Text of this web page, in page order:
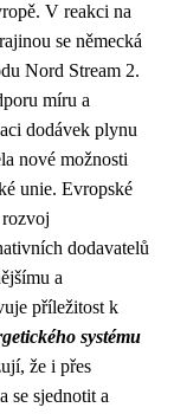
V reakci na
se německá
Nord Stream 2.
míru a
dodávek plynu
nové možnosti
unie. Evropské
dodavatelů
a
příležitost k
systému
že i přes
se sjednotit a